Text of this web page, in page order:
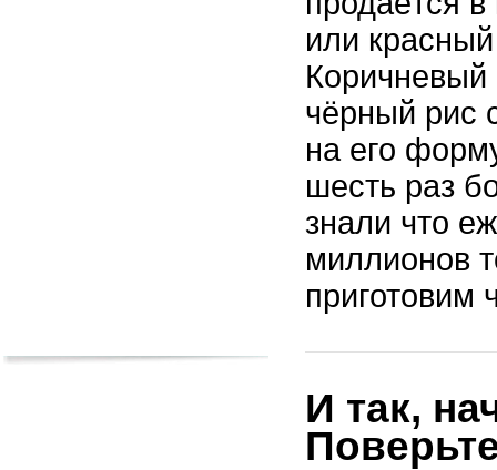
или
Коричневый
чёрный рис
на его
шесть раз
знали что
миллионов
приготовим
И так,